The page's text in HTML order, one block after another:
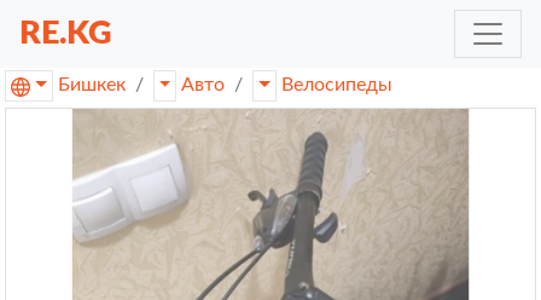
RE.KG
Бишкек Авто Велосипеды